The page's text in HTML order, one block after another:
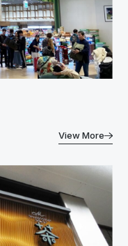
View More